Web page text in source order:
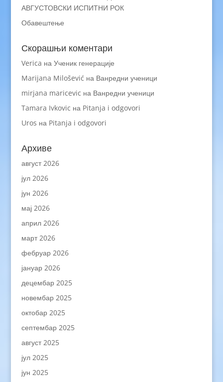
АВГУСТОВСКИ ИСПИТНИ РОК
Обавештење
Скорашњи коментари
Verica на Ученик генерације
Marijana Milošević на Ванредни ученици
mirjana maricevic на Ванредни ученици
Tamara Ivkovic на Pitanja i odgovori
Uros на Pitanja i odgovori
Архиве
август 2026
јул 2026
јун 2026
мај 2026
април 2026
март 2026
фебруар 2026
јануар 2026
децембар 2025
новембар 2025
октобар 2025
септембар 2025
август 2025
јул 2025
јун 2025